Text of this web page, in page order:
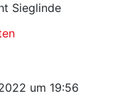
Sieglinde
um 19:56